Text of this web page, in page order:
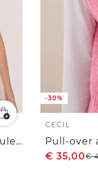
Pull sans manches à col en V, couleur unie
-30%
CECIL
Pull-over
€ 35,00€